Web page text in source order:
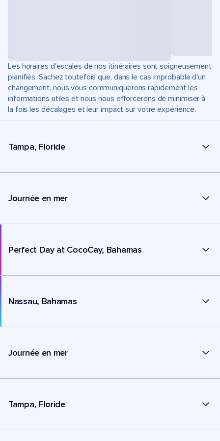
Les horaires d'escales de nos itinéraires sont soigneusement
planifiés. Sachez toutefois que, dans le cas improbable d'un
changement, nous vous communiquerons rapidement les
informations utiles et nous nous efforcerons de minimiser à
la fois les décalages et leur impact sur votre expérience.
Tampa, Floride
Journée en mer
Perfect Day at CocoCay, Bahamas
Nassau, Bahamas
Journée en mer
Tampa, Floride